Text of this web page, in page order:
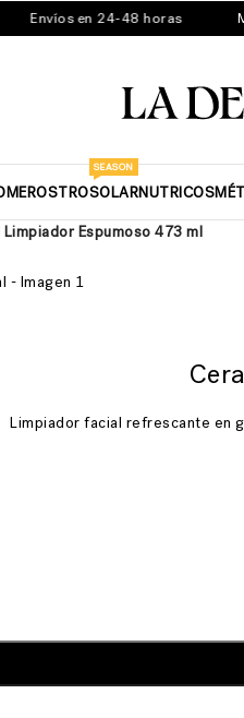
Envíos en 24-48 horas
ROSTROSOLAR
SEASON
Espumoso 473 ml
Limpiador facial refrescante en